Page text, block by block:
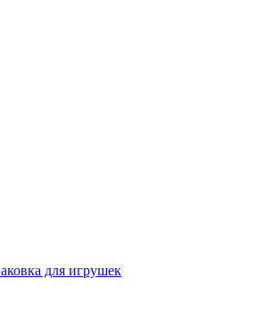
для игрушек